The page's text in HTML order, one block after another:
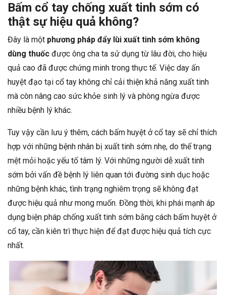
Bấm cổ tay chống xuất tinh sớm có
thật sự hiệu quả không?
Đây là một phương pháp đẩy lùi xuất tinh sớm không
dùng thuốc được ông cha ta sử dụng từ lâu đời, cho hiệu
quả cao đã được chứng minh trong thực tế. Việc day ấn
huyệt đạo tại cổ tay không chỉ cải thiện khả năng xuất tinh
mà còn nâng cao sức khỏe sinh lý và phòng ngừa được
nhiều bệnh lý khác.
Tuy vậy cần lưu ý thêm, cách bấm huyệt ở cổ tay sẽ chỉ thích
hợp với những bệnh nhân bị xuất tinh sớm nhẹ, do thể trạng
mệt mỏi hoặc yếu tố tâm lý. Với những người dễ xuất tinh
sớm bởi vấn đề bệnh lý liên quan tới đường sinh dục hoặc
những bệnh khác, tình trạng nghiêm trọng sẽ không đạt
được hiệu quả như mong muốn. Đồng thời, khi phái mạnh áp
dụng biện pháp chống xuất tinh sớm bằng cách bấm huyệt ở
cổ tay, cần kiên trì thực hiện để đạt được hiệu quả tích cực
nhất.